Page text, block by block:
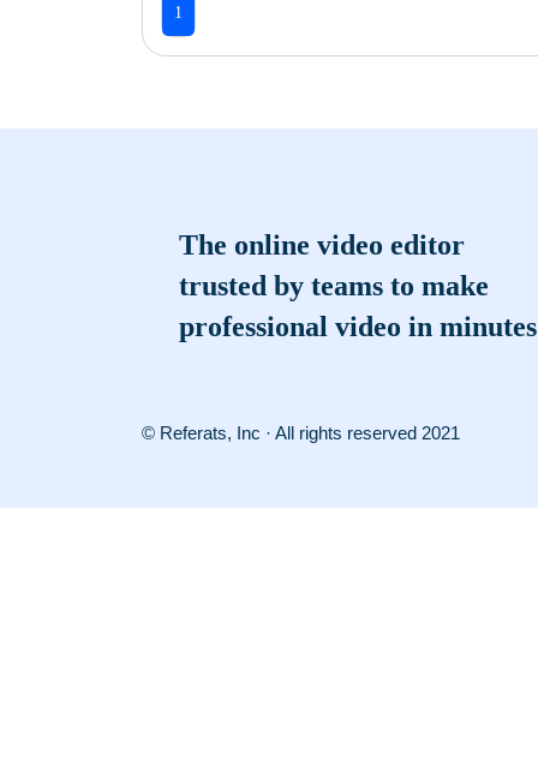
1
The online video editor
trusted by teams to make
professional video in minutes
© Referats, Inc · All rights reserved 2021